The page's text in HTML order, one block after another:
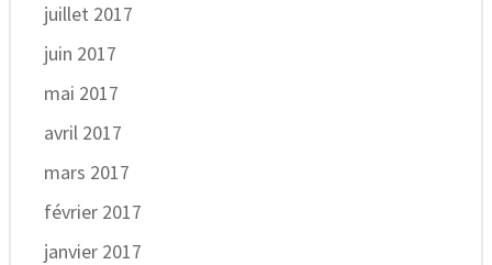
juillet 2017
juin 2017
mai 2017
avril 2017
mars 2017
février 2017
janvier 2017